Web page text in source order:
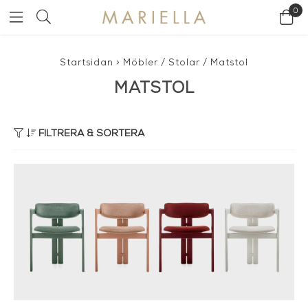
0
Startsidan > Möbler / Stolar / Matstol
MATSTOL
FILTRERA & SORTERA